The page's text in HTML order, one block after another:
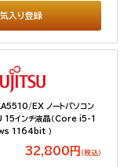
入り登録
EX ノートパソコン
インチ液晶（Core i5-1
1164bit ）
32,800円 （税込）